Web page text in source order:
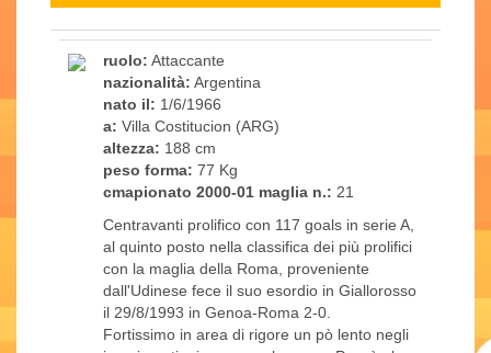
ruolo: Attaccante
nazionalità: Argentina
nato il: 1/6/1966
a: Villa Costitucion (ARG)
altezza: 188 cm
peso forma: 77 Kg
cmapionato 2000-01 maglia n.: 21
Centravanti prolifico con 117 goals in serie A,
al quinto posto nella classifica dei più prolifici
con la maglia della Roma, proveniente
dall'Udinese fece il suo esordio in Giallorosso
il 29/8/1993 in Genoa-Roma 2-0.
Fortissimo in area di rigore un pò lento negli